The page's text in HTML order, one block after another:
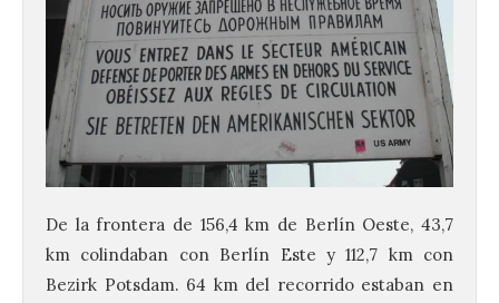
De la frontera de 156,4 km de Berlín Oeste, 43,7
km colindaban con Berlín Este y 112,7 km con
Bezirk Potsdam. 64 km del recorrido estaban en